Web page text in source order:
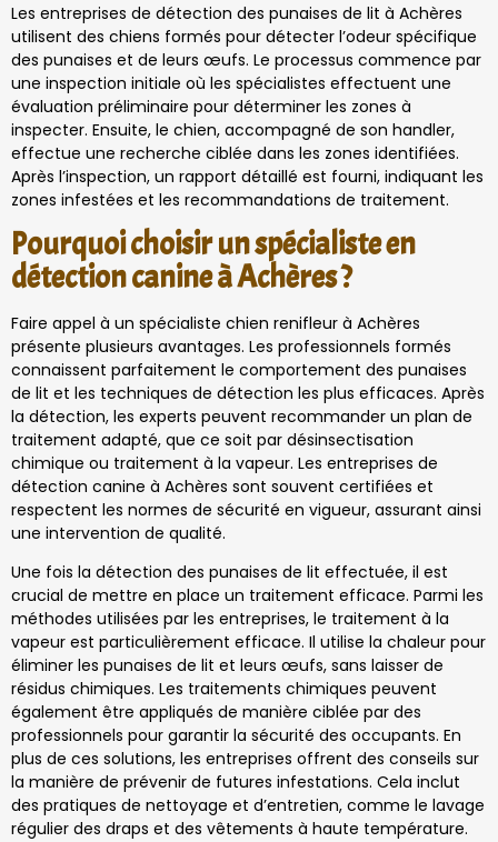
Les entreprises de détection des punaises de lit à Achères
utilisent des chiens formés pour détecter l’odeur spécifique
des punaises et de leurs œufs. Le processus commence par
une inspection initiale où les spécialistes effectuent une
évaluation préliminaire pour déterminer les zones à
inspecter. Ensuite, le chien, accompagné de son handler,
effectue une recherche ciblée dans les zones identifiées.
Après l’inspection, un rapport détaillé est fourni, indiquant les
zones infestées et les recommandations de traitement.
Pourquoi choisir un spécialiste en
détection canine à Achères ?
Faire appel à un spécialiste chien renifleur à Achères
présente plusieurs avantages. Les professionnels formés
connaissent parfaitement le comportement des punaises
de lit et les techniques de détection les plus efficaces. Après
la détection, les experts peuvent recommander un plan de
traitement adapté, que ce soit par désinsectisation
chimique ou traitement à la vapeur. Les entreprises de
détection canine à Achères sont souvent certifiées et
respectent les normes de sécurité en vigueur, assurant ainsi
une intervention de qualité.
Une fois la détection des punaises de lit effectuée, il est
crucial de mettre en place un traitement efficace. Parmi les
méthodes utilisées par les entreprises, le traitement à la
vapeur est particulièrement efficace. Il utilise la chaleur pour
éliminer les punaises de lit et leurs œufs, sans laisser de
résidus chimiques. Les traitements chimiques peuvent
également être appliqués de manière ciblée par des
professionnels pour garantir la sécurité des occupants. En
plus de ces solutions, les entreprises offrent des conseils sur
la manière de prévenir de futures infestations. Cela inclut
des pratiques de nettoyage et d’entretien, comme le lavage
régulier des draps et des vêtements à haute température.